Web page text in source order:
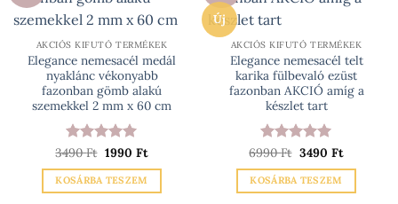
van.
A
változatok
a
termékoldalon
választhatók
ki
van.
változatok
a
termékoldalon
választhatók
ki
AKCIÓS KIFUTÓ TERMÉKEK
Elegance nemesacél medál
nyaklánc vékonyabb
fazonban gömb alakú
szemekkel 2 mm x 60 cm
Értékelés:5
/ 5
3490Ft Original
was:
3490 Ft.
1990 FtCurrent
is:
KOSÁRBA TESZEM
Új
AKCIÓS KIFUTÓ TERMÉKEK
Elegance nemesacél telt
karika fülbevaló ezüst
fazonban AKCIÓ amíg a
készlet tart
Értékelés:5
/ 5
6990Ft Original
was:
6990 Ft.
3490 FtCurrent
is:
KOSÁRBA TESZEM